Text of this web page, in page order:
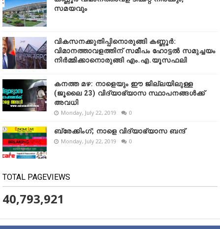
സമയവും
വികസനക്കുതിപ്പിനൊരുങ്ങി കണ്ണൂർ:
വിമാനത്താവളത്തിന് സമീപം ഹോട്ടൽ സമുച്ചയം
നിർമ്മിക്കാനൊരുങ്ങി എം.എ.യൂസഫലി
കനത്ത മഴ: നാളെയും ഈ ജില്ലയിലുള്ള
(ജൂലൈ 23) വിദ്യാഭ്യാസ സ്ഥാപനങ്ങൾക്ക്
അവധി
Monday, July 22, 2019 0
ബ്രേക്കിംഗ്; നാളെ വിദ്യാഭ്യാസ ബന്ദ്
Monday, July 22, 2019 0
TOTAL PAGEVIEWS
40,793,921